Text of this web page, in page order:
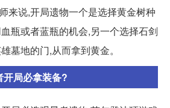
来说,开局遗物一个是选择黄金树种
瓶或者蓝瓶的机会,另一个选择石剑
墓地的门,从而拿到黄金。
局必拿装备?